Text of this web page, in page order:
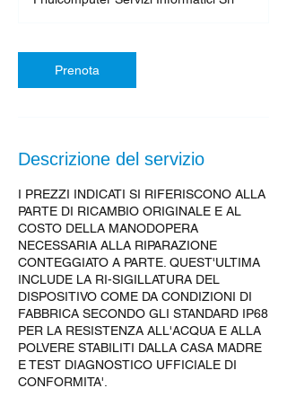
Prenota
Descrizione del servizio
I PREZZI INDICATI SI RIFERISCONO ALLA
PARTE DI RICAMBIO ORIGINALE E AL
COSTO DELLA MANODOPERA
NECESSARIA ALLA RIPARAZIONE
CONTEGGIATO A PARTE. QUEST'ULTIMA
INCLUDE LA RI-SIGILLATURA DEL
DISPOSITIVO COME DA CONDIZIONI DI
FABBRICA SECONDO GLI STANDARD IP68
PER LA RESISTENZA ALL'ACQUA E ALLA
POLVERE STABILITI DALLA CASA MADRE
E TEST DIAGNOSTICO UFFICIALE DI
CONFORMITA'.